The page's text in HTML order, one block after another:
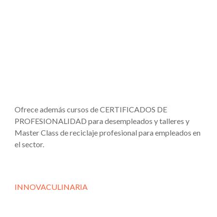
Ofrece además cursos de CERTIFICADOS DE
PROFESIONALIDAD para desempleados y talleres y
Master Class de reciclaje profesional para empleados en
el sector.
INNOVACULINARIA